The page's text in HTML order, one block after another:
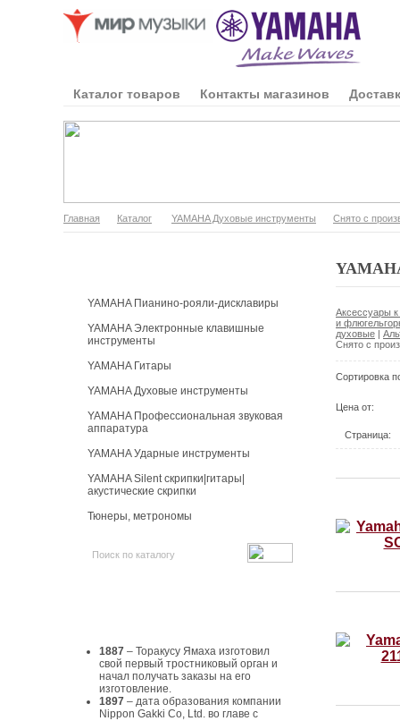
Каталог товаров Контакты магазинов
Главная Каталог YAMAHA Духовые инструменты Снято с
YAMAHA Пианино-рояли-дисклавиры
YAMAHA Электронные клавишные
инструменты
YAMAHA Гитары
YAMAHA Духовые инструменты
YAMAHA Профессиональная звуковая
аппаратура
YAMAHA Ударные инструменты
YAMAHA Silent скрипки|гитары|
акустические скрипки
Тюнеры, метрономы
1887 – Торакусу Ямаха изготовил
свой первый тростниковый орган и
начал получать заказы на его
изготовление.
1897 – дата образования компании
Nippon Gakki Co, Ltd. во главе с
Аксессуары
и
духовые |
Снято с
Сортировка
Цена от:
Страница: